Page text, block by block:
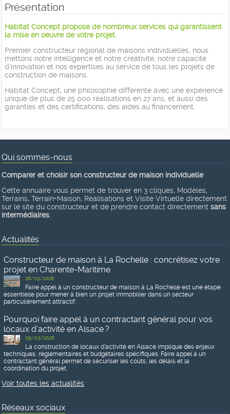
Présentation
Habitat Concept propose de nombreux services qui garantissent
la mise en oeuvre de votre projet.
Premier constructeur régional de maisons individuelles, nous
mettons notre intelligence et notre créativité, notre capacité
d'innovation et nos expertises au service de tous les projets de
construction de maisons.
Habitat Concept, une philosophie différente avec une expérience
unique de plus de 25 000 réalisations en 27 ans, et aussi des
garanties et des certifications, des aides au financement.
Qui sommes-nous
Comparer et choisir son constructeur de maison individuelle
Cette annuaire vous permet de trouver en 3 cliques, Modèles,
Terrains, Terrain+Maison, Réalisations et Visite Virtuelle directement
sur le site du constructeur et de prendre contact directement sans
intermédiaires
Actualités
Constructeur de maison à La Rochelle : concrétisez votre
projet en Charente-Maritime
26/03/2026
Faire appel à un constructeur de maison à La Rochelle est une étape
essentielle pour mener à bien un projet immobilier dans un secteur
particulièrement attractif.
Pourquoi faire appel à un contractant général pour vos
locaux d’activité en Alsace ?
09/03/2026
La construction de locaux d’activité en Alsace implique des enjeux
techniques, réglementaires et budgétaires spécifiques. Faire appel à un
contractant général permet de sécuriser les coûts, les délais et la
coordination du projet.
Voir toutes les actualités
Réseaux sociaux